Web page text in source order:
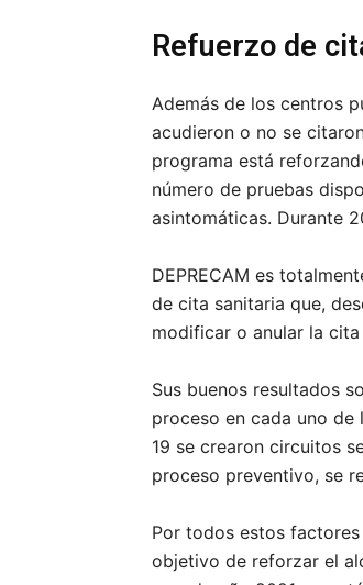
Refuerzo de
Además de los centros
acudieron o no se
programa está
número de pruebas
asintomáticas. Durante
DEPRECAM es
de cita sanitaria que,
modificar o anular la
Sus buenos resultados
proceso en cada uno
19 se crearon circuitos
proceso preventivo, se
Por todos estos
objetivo de reforzar el